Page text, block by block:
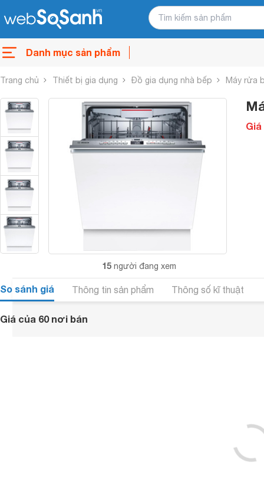
Danh mục sản phẩm
Trang chủ Thiết bị gia dụng Đồ gia dụng nhà bếp Máy rửa
15 người đang xem
Giá
So sánh giá Thông tin sản phẩm Thông số kĩ thuật
Giá của 60 nơi bán